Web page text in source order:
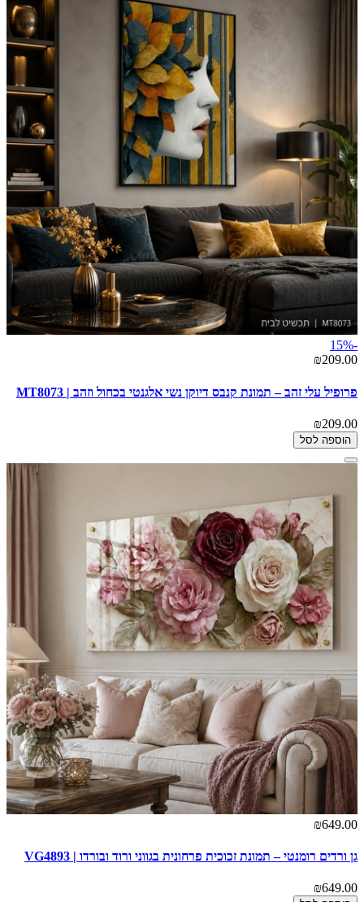
-15%
₪209.00
פרופיל עלי זהב – תמונת קנבס דיוקן נשי אלגנטי בכחול וזהב | MT8073
₪209.00
הוספה לסל
₪649.00
גן ורדים רומנטי – תמונת זכוכית פרחונית בגווני ורוד ובורדו | VG4893
₪649.00